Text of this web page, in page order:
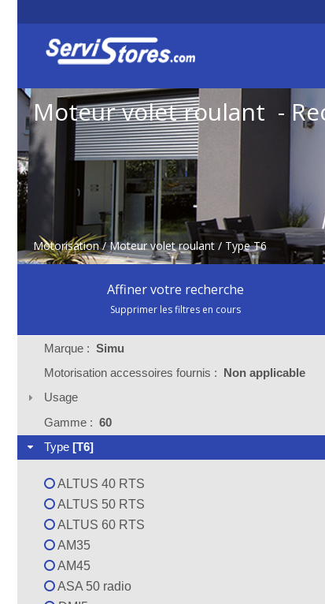
Moteur volet roulant -
Motorisation /Moteur volet roulant / Type T6
Affiner votre recherche
Supprimer les filtres en cours
Marque : Simu
Motorisation accessoires fournis : Non applicable
Usage
Gamme : 60
Type [T6]
ALTUS 40 RTS
ALTUS 50 RTS
ALTUS 60 RTS
AM35
AM45
ASA 50 radio